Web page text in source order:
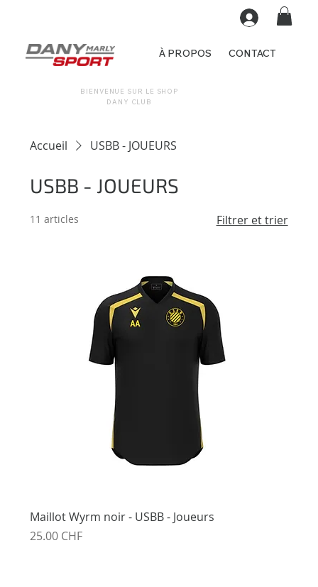
DANY CLUB
BIENVENUE SUR LE SHOP
À PROPOS CONTACT
Accueil USBB - JOUEURS
USBB - JOUEURS
11 articles Filtrer et trier
Maillot Wyrm noir - USBB - Joueurs
Prix
25.00 CHF